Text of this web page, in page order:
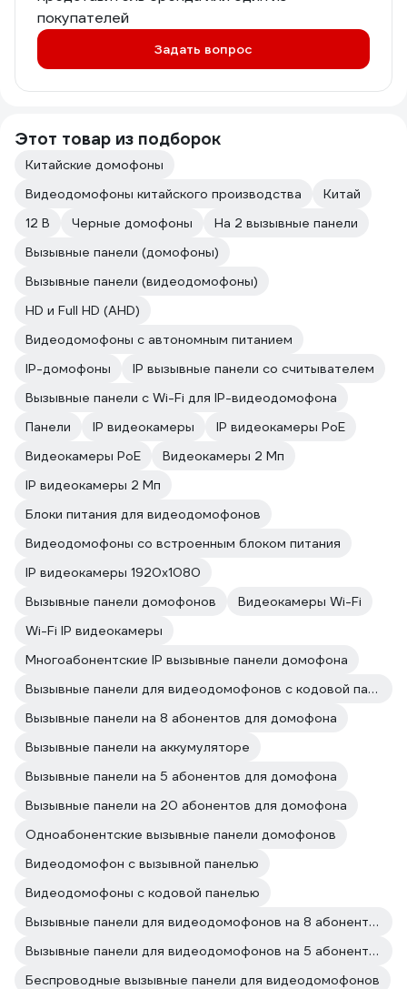
покупателей
Задать вопрос
Этот товар из подборок
Китайские домофоны
Видеодомофоны китайского производства
Китай
12 В
Черные домофоны
На 2 вызывные панели
Вызывные панели (домофоны)
Вызывные панели (видеодомофоны)
HD и Full HD (AHD)
Видеодомофоны с автономным питанием
IP-домофоны
IP вызывные панели со считывателем
Вызывные панели с Wi-Fi для IP-видеодомофона
Панели
IP видеокамеры
IP видеокамеры PoE
Видеокамеры PoE
Видеокамеры 2 Мп
IP видеокамеры 2 Мп
Блоки питания для видеодомофонов
Видеодомофоны со встроенным блоком питания
IP видеокамеры 1920х1080
Вызывные панели домофонов
Видеокамеры Wi-Fi
Wi-Fi IP видеокамеры
Многоабонентские IP вызывные панели домофона
Вызывные панели для видеодомофонов с кодовой панелью
Вызывные панели на 8 абонентов для домофона
Вызывные панели на аккумуляторе
Вызывные панели на 5 абонентов для домофона
Вызывные панели на 20 абонентов для домофона
Одноабонентские вызывные панели домофонов
Видеодомофон с вызывной панелью
Видеодомофоны с кодовой панелью
Вызывные панели для видеодомофонов на 8 абонентов
Вызывные панели для видеодомофонов на 5 абонентов
Беспроводные вызывные панели для видеодомофонов